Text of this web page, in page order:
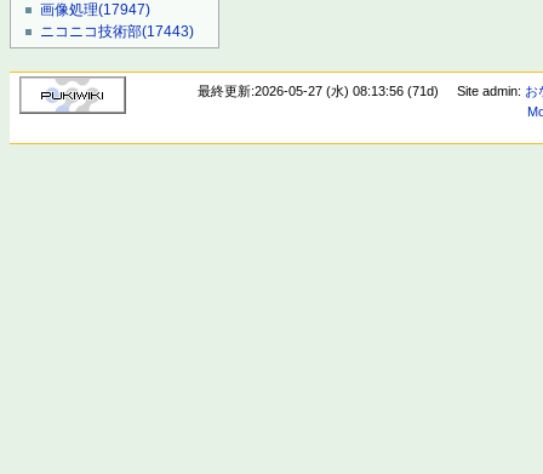
画像処理(17947)
ニコニコ技術部(17443)
最終更新:2026-05-27 (水) 08:13:56 (71d) Site admin: お